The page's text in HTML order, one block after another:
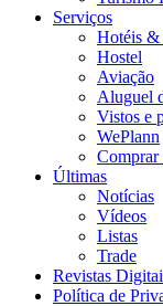
Serviços
Hotéis &
Hostel
Aviação
Aluguel
Vistos e
WePlann
Comprar
Últimas
Notícias
Vídeos
Listas
Trade
Revistas
Política de